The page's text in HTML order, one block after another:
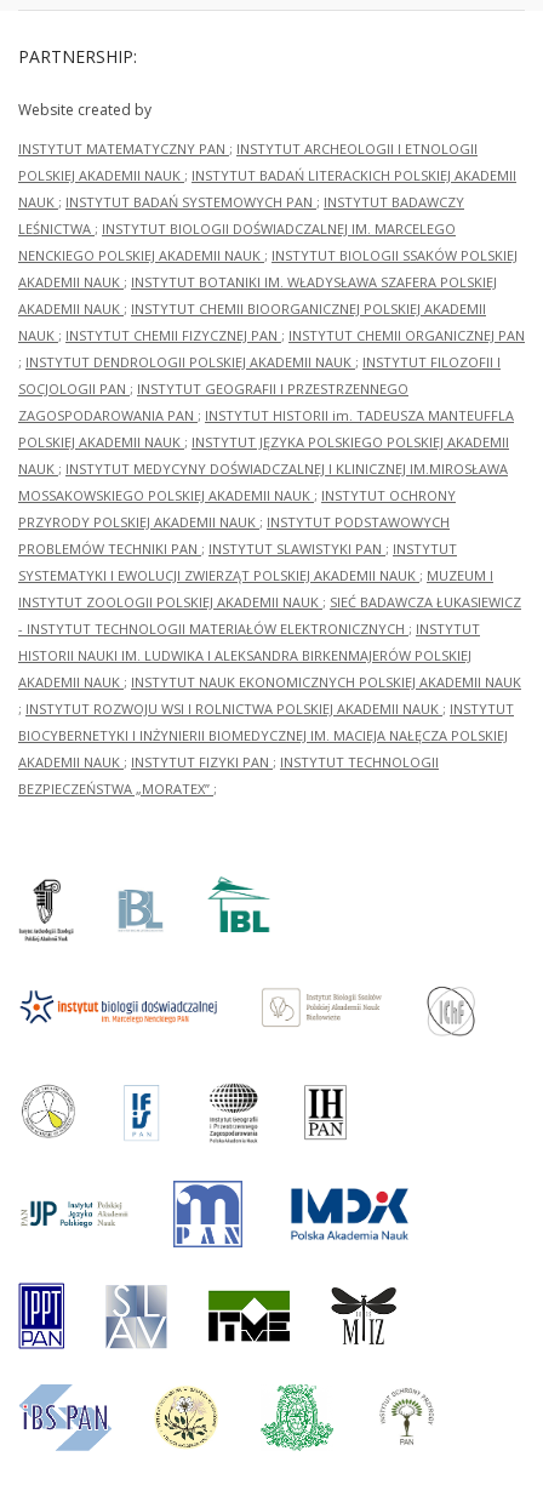
PARTNERSHIP:
Website created by
INSTYTUT MATEMATYCZNY PAN ; INSTYTUT ARCHEOLOGII I ETNOLOGII
POLSKIEJ AKADEMII NAUK ; INSTYTUT BADAŃ LITERACKICH POLSKIEJ AKADEMII
NAUK ; INSTYTUT BADAŃ SYSTEMOWYCH PAN ; INSTYTUT BADAWCZY
LEŚNICTWA ; INSTYTUT BIOLOGII DOŚWIADCZALNEJ IM. MARCELEGO
NENCKIEGO POLSKIEJ AKADEMII NAUK ; INSTYTUT BIOLOGII SSAKÓW POLSKIEJ
AKADEMII NAUK ; INSTYTUT BOTANIKI IM. WŁADYSŁAWA SZAFERA POLSKIEJ
AKADEMII NAUK ; INSTYTUT CHEMII BIOORGANICZNEJ POLSKIEJ AKADEMII
NAUK ; INSTYTUT CHEMII FIZYCZNEJ PAN ; INSTYTUT CHEMII ORGANICZNEJ PAN
; INSTYTUT DENDROLOGII POLSKIEJ AKADEMII NAUK ; INSTYTUT FILOZOFII I
SOCJOLOGII PAN ; INSTYTUT GEOGRAFII I PRZESTRZENNEGO
ZAGOSPODAROWANIA PAN ; INSTYTUT HISTORII im. TADEUSZA MANTEUFFLA
POLSKIEJ AKADEMII NAUK ; INSTYTUT JĘZYKA POLSKIEGO POLSKIEJ AKADEMII
NAUK ; INSTYTUT MEDYCYNY DOŚWIADCZALNEJ I KLINICZNEJ IM.MIROSŁAWA
MOSSAKOWSKIEGO POLSKIEJ AKADEMII NAUK ; INSTYTUT OCHRONY
PRZYRODY POLSKIEJ AKADEMII NAUK ; INSTYTUT PODSTAWOWYCH
PROBLEMÓW TECHNIKI PAN ; INSTYTUT SLAWISTYKI PAN ; INSTYTUT
SYSTEMATYKI I EWOLUCJI ZWIERZĄT POLSKIEJ AKADEMII NAUK ; MUZEUM I
INSTYTUT ZOOLOGII POLSKIEJ AKADEMII NAUK ; SIEĆ BADAWCZA ŁUKASIEWICZ
- INSTYTUT TECHNOLOGII MATERIAŁÓW ELEKTRONICZNYCH ; INSTYTUT
HISTORII NAUKI IM. LUDWIKA I ALEKSANDRA BIRKENMAJERÓW POLSKIEJ
AKADEMII NAUK ; INSTYTUT NAUK EKONOMICZNYCH POLSKIEJ AKADEMII NAUK
; INSTYTUT ROZWOJU WSI I ROLNICTWA POLSKIEJ AKADEMII NAUK ; INSTYTUT
BIOCYBERNETYKI I INŻYNIERII BIOMEDYCZNEJ IM. MACIEJA NAŁĘCZA POLSKIEJ
AKADEMII NAUK ; INSTYTUT FIZYKI PAN ; INSTYTUT TECHNOLOGII
BEZPIECZEŃSTWA „MORATEX” ;